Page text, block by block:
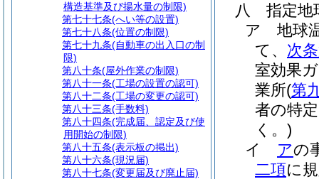
八
指定
ア
地球
て、 次
室効果
業所(第
者の特
く。)
イ
アの
二項に
構造基準及び揚水量の制限)
第七十七条(へい等の設置)
第七十八条(位置の制限)
第七十九条(自動車の出入口の制
限)
第八十条(屋外作業の制限)
第八十一条(工場の設置の認可)
第八十二条(工場の変更の認可)
第八十三条(手数料)
第八十四条(完成届、認定及び使
用開始の制限)
第八十五条(表示板の掲出)
第八十六条(現況届)
第八十七条(変更届及び廃止届)